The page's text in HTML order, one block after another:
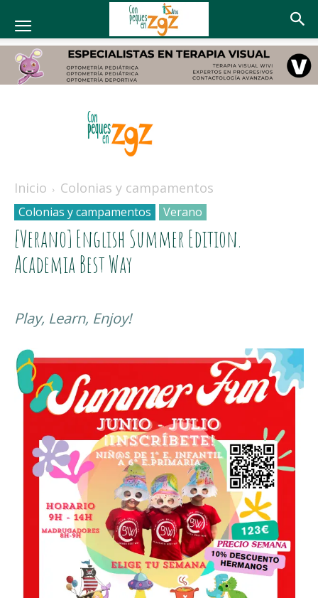
en
Zaragoza
Inicio Colonias y campamentos
Colonias y campamentos Verano
[Verano] English Summer Edition.
Academia Best Way
Play, Learn, Enjoy!